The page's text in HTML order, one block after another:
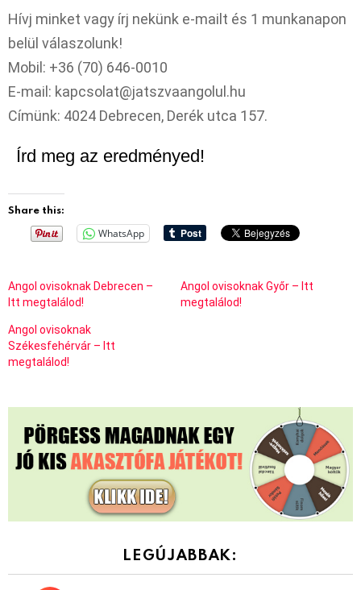
Hívj minket vagy írj nekünk e-mailt és 1 munkanapon
belül válaszolunk!
Mobil: +36 (70) 646-0010
E-mail: kapcsolat@jatszvaangolul.hu
Címünk: 4024 Debrecen, Derék utca 157.
Írd meg az eredményed!
Share this:
WhatsApp
Angol ovisoknak Debrecen –
Itt megtalálod!
Angol ovisoknak Győr – Itt
megtalálod!
Angol ovisoknak
Székesfehérvár – Itt
megtalálod!
LEGÚJABBAK: